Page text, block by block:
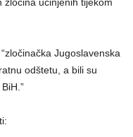
učinjenih tijekom
Jugoslavenska
odštetu, a bili su